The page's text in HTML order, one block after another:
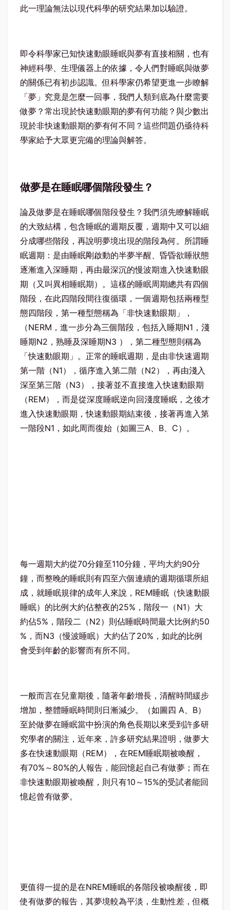
此一理論無法以現代科學的研究結果加以驗證。
即令科學家已知快速動眼睡眠與夢有直接相關，也有
神經科學、生理儀器上的依據，令人們對睡眠與做夢
的關係已有初步認識。但科學家仍希望更進一步瞭解
「夢」究竟是怎麼一回事，我們人類到底為什麼需要
做夢？常出現於快速動眼期的夢有何功能？與少數出
現於非快速動眼期的夢有何不同？這些問題仍亟待科
學家給予大眾更完備的理論與解答。
做夢是在睡眠哪個階段發生？
論及做夢是在睡眠哪個階段發生？我們須先瞭解睡眠
的大致結構，包含睡眠的週期反覆，週期中又可以細
分成哪些階段，再說明夢境出現的階段為何。所謂睡
眠週期：是由睡眠剛啟動的半夢半醒、昏昏欲睡狀態
逐漸進入深睡期，再由最深沉的慢波期進入快速動眼
期（又叫異相睡眠期）。這樣的睡眠周期總共有四個
階段，在此四階段間往復循環，一個週期包括兩種型
態四階段，第一種型態稱為「非快速動眼期」，
（NERM，進一步分為三個階段，包括入睡期N1，淺
睡期N2，熟睡及深睡期N3 ），第二種型態則稱為
「快速動眼期」。正常的睡眠週期，是由非快速週期
第一階（N1），循序進入第二階（N2），再由淺入
深至第三階（N3），接著並不直接進入快速動眼期
（REM），而是從深度睡眠逆向回淺度睡眠，之後才
進入快速動眼期，快速動眼期結束後，接著再進入第
一階段N1，如此周而復始（如圖三A、B、C）。
每一週期大約從70分鐘至110分鐘，平均大約90分
鐘，而整晚的睡眠則有四至六個連續的週期循環所組
成，就睡眠規律的成年人來說，REM睡眠（快速動眼
睡眠）的比例大約佔整夜的25%，階段一（N1）大
約佔5%，階段二（N2）則佔睡眠時間最大比例約50
%，而N3（慢波睡眠）大約佔了20%，如此的比例
會受到年齡的影響而有所不同。
一般而言在兒童期後，隨著年齡增長，清醒時間緩步
增加，整體睡眠時間則日漸減少。（如圖四 A、B）
至於做夢在睡眠當中扮演的角色長期以來受到許多研
究學者的關注，近年來，許多研究結果證明，做夢大
多在快速動眼期（REM），在REM睡眠期被喚醒，
有70%～80%的人報告，能回憶起自己有做夢；而在
非快速動眼期被喚醒，則只有10～15%的受試者能回
憶起曾有做夢。
更值得一提的是在NREM睡眠的各階段被喚醒後，即
使有做夢的報告，其夢境較為平淡，生動性差，但概